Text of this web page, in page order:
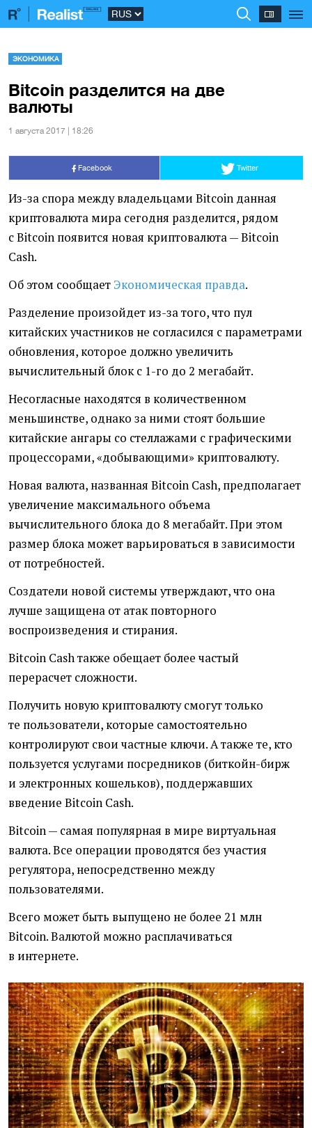
ЭКОНОМИКА
Bitcoin разделится на две
валюты
1 августа 2017 | 18:26
Facebook Twitter
Из-за спора между владельцами Bitcoin данная
криптовалюта мира сегодня разделится, рядом
с Bitcoin появится новая криптовалюта — Bitcoin
Cash.
Об этом сообщает Экономическая правда.
Разделение произойдет из-за того, что пул
китайских участников не согласился с параметрами
обновления, которое должно увеличить
вычислительный блок с 1-го до 2 мегабайт.
Несогласные находятся в количественном
меньшинстве, однако за ними стоят большие
китайские ангары со стеллажами с графическими
процессорами, «добывающими» криптовалюту.
Новая валюта, названная Bitcoin Cash, предполагает
увеличение максимального объема
вычислительного блока до 8 мегабайт. При этом
размер блока может варьироваться в зависимости
от потребностей.
Создатели новой системы утверждают, что она
лучше защищена от атак повторного
воспроизведения и стирания.
Bitcoin Cash также обещает более частый
перерасчет сложности.
Получить новую криптовалюту смогут только
те пользователи, которые самостоятельно
контролируют свои частные ключи. А также те, кто
пользуется услугами посредников (биткойн-бирж
и электронных кошельков), поддержавших
введение Bitcoin Cash.
Bitcoin — самая популярная в мире виртуальная
валюта. Все операции проводятся без участия
регулятора, непосредственно между
пользователями.
Всего может быть выпущено не более 21 млн
Bitcoin. Валютой можно расплачиваться
в интернете.